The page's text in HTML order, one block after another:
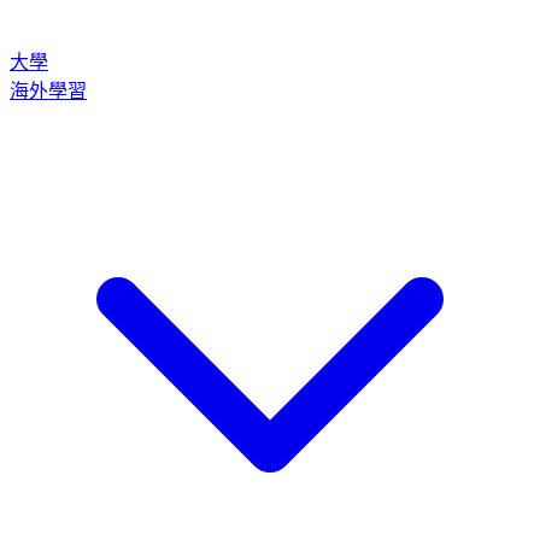
大學
海外學習